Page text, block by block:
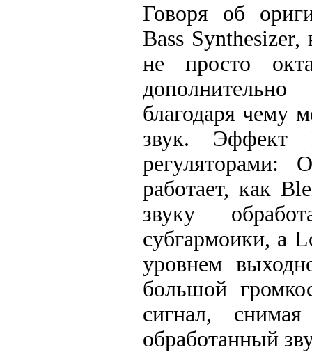
Говоря об
Bass
не просто
благодаря чему
звук. Эффект
работает, как
звуку
субгармоики, а
уровнем
большой
сигнал,
обработанный